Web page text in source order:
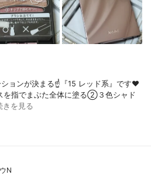
ョンが決まる☝️『15 レッド系』です❤️
指でまぶた全体に塗る②３色シャド
きを見る
N